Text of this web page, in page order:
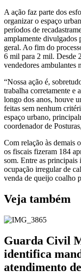
A ação faz parte dos
organizar o espaço
períodos de
amplamente divulgados
geral. Ao fim do
6 mil para 2 mil. Desde
vendedores ambulantes
“Nossa ação é,
trabalha corretamente e
longo dos anos, houve
feitas sem nenhum
espaço urbano,
coordenador de
Com relação às demais
os fiscais fizeram 184
som. Entre as principais
ocupação irregular de
venda de queijo coalho
Veja também
Guarda Civil
identifica
atendimento